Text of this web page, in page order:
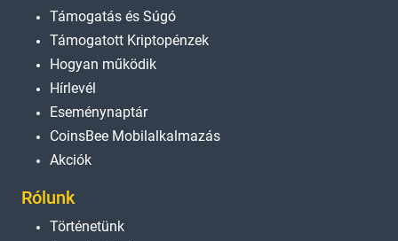
Támogatás és Súgó
Támogatott Kriptopénzek
Hogyan működik
Hírlevél
Eseménynaptár
CoinsBee Mobilalkalmazás
Akciók
Rólunk
Történetünk